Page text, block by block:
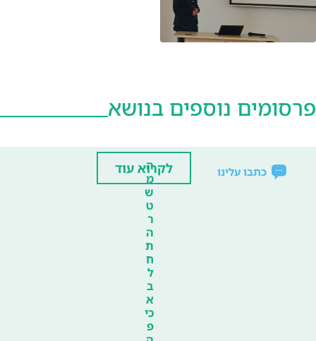
פרסומים נוספים בנושא
כתבו עלינו
ה
מ
ש
ט
ר
ה
ת
ח
ל
ב
א
כי
פ
לקרוא עוד